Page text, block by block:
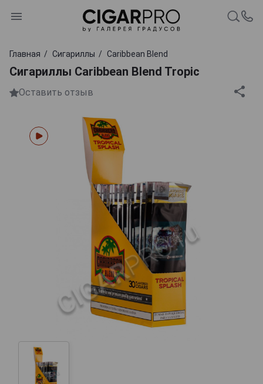
Главная Сигариллы Caribbean Blend
Сигариллы Caribbean Blend Tropic
Оставить отзыв